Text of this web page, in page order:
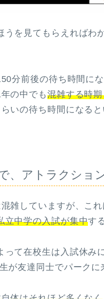
を見てもらえればわ
分前後の待ち時間に
の中でも混雑する時
いの待ち時間になる
、アトラクショ
雑していますが、こ
立中学の入試が集中す
て在校生は入試休み
が友達同士でパークに